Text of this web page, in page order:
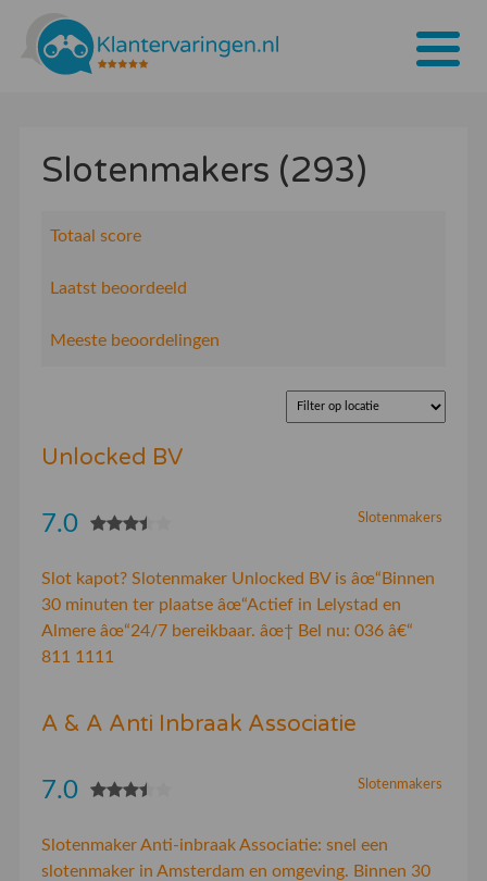
Tarieven
Inloggen
Slotenmakers (293)
Totaal score
Laatst beoordeeld
Meeste beoordelingen
Unlocked BV
Slotenmakers
7.0
Slot kapot? Slotenmaker Unlocked BV is âœ“Binnen
30 minuten ter plaatse âœ“Actief in Lelystad en
Almere âœ“24/7 bereikbaar. âœ† Bel nu: 036 â€“
811 1111
A & A Anti Inbraak Associatie
Slotenmakers
7.0
Slotenmaker Anti-inbraak Associatie: snel een
slotenmaker in Amsterdam en omgeving. Binnen 30